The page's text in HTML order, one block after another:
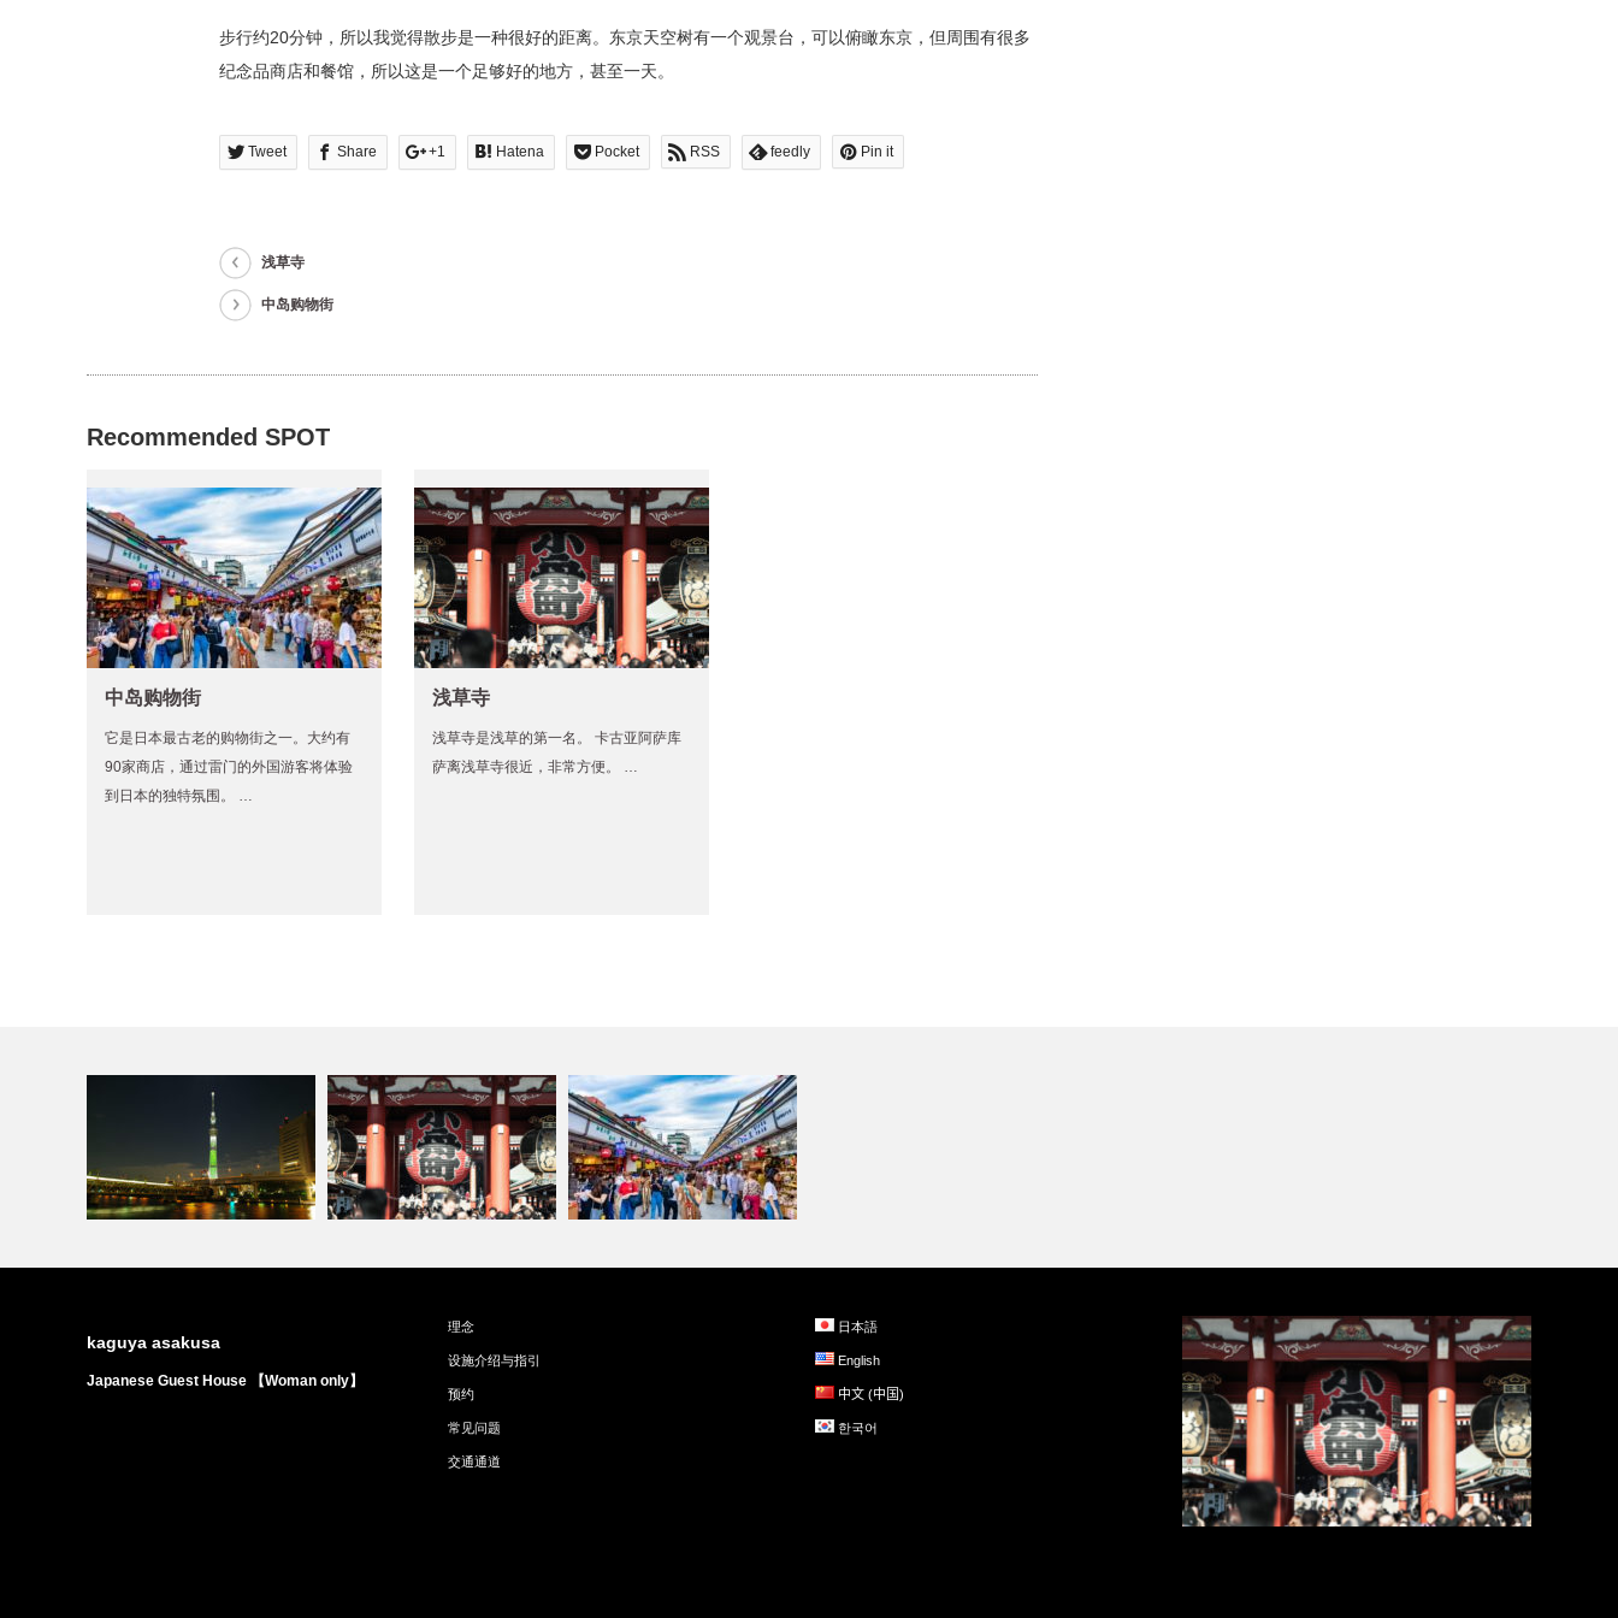
步行约20分钟，所以我觉得散步是一种很好的距离。东京天空树有一个观景台，可以俯瞰东京，但周围有很多
纪念品商店和餐馆，所以这是一个足够好的地方，甚至一天。
Tweet Share +1 Hatena Pocket RSS feedly Pin it
浅草寺
中岛购物街
Recommended SPOT
中岛购物街
它是日本最古老的购物街之一。大约有
90家商店，通过雷门的外国游客将体验
到日本的独特氛围。 …
浅草寺
浅草寺是浅草的第一名。 卡古亚阿萨库
萨离浅草寺很近，非常方便。 …
kaguya asakusa
Japanese Guest House 【Woman only】
理念
设施介绍与指引
预约
常见问题
交通通道
日本語
English
中文 (中国)
한국어